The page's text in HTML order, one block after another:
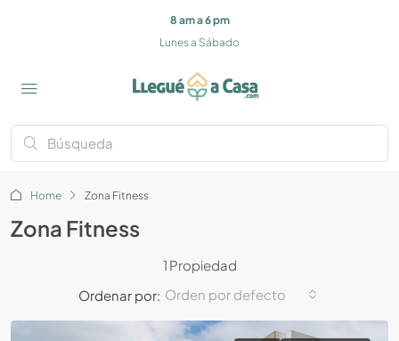
8 am a 6 pm
Lunes a Sábado
Home Zona Fitness
Zona Fitness
1 Propiedad
Ordenar por: Orden por defecto